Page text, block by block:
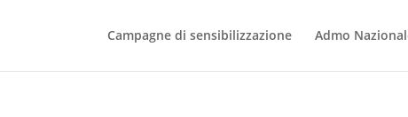
Campagne di sensibilizzazione Admo